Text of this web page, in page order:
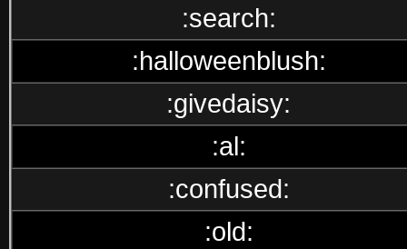
:search:
:halloweenblush:
:givedaisy:
:al:
:confused:
:old: